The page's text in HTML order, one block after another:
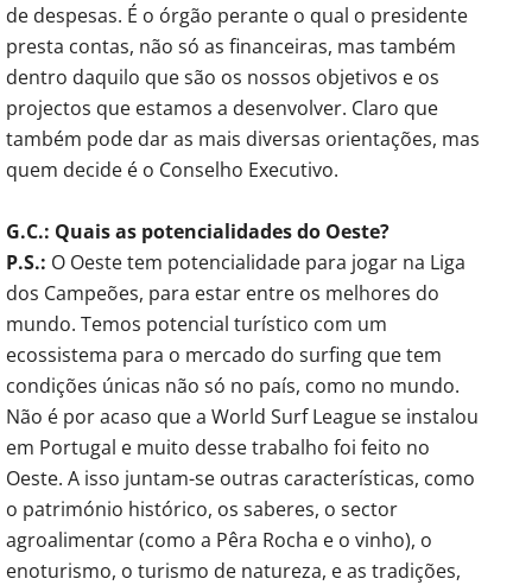
de despesas. É o órgão perante o qual o presidente
presta contas, não só as financeiras, mas também
dentro daquilo que são os nossos objetivos e os
projectos que estamos a desenvolver. Claro que
também pode dar as mais diversas orientações, mas
quem decide é o Conselho Executivo.
G.C.: Quais as potencialidades do Oeste?
P.S.: O Oeste tem potencialidade para jogar na Liga
dos Campeões, para estar entre os melhores do
mundo. Temos potencial turístico com um
ecossistema para o mercado do surfing que tem
condições únicas não só no país, como no mundo.
Não é por acaso que a World Surf League se instalou
em Portugal e muito desse trabalho foi feito no
Oeste. A isso juntam-se outras características, como
o património histórico, os saberes, o sector
agroalimentar (como a Pêra Rocha e o vinho), o
enoturismo, o turismo de natureza, e as tradições,